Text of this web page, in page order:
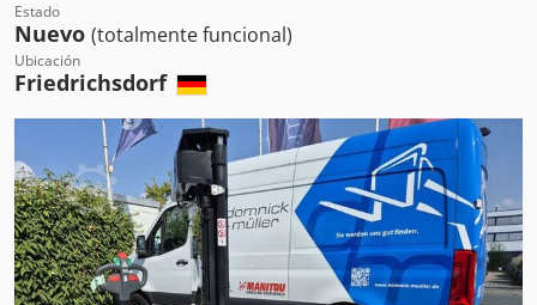
Estado
Nuevo (totalmente funcional)
Ubicación
Friedrichsdorf